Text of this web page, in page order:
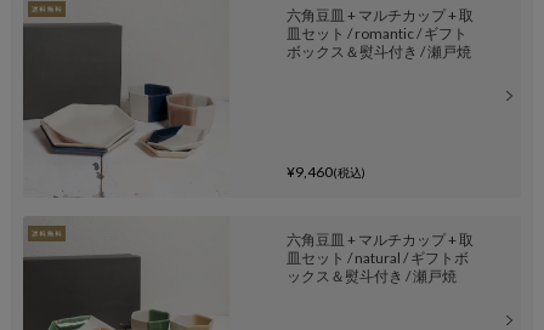
六角豆皿 + マルチカップ + 取
皿セット / romantic / ギフト
ボックス＆熨斗付き / 瀬戸焼
¥9,460(税込)
六角豆皿 + マルチカップ + 取
皿セット / natural / ギフトボ
ックス＆熨斗付き / 瀬戸焼